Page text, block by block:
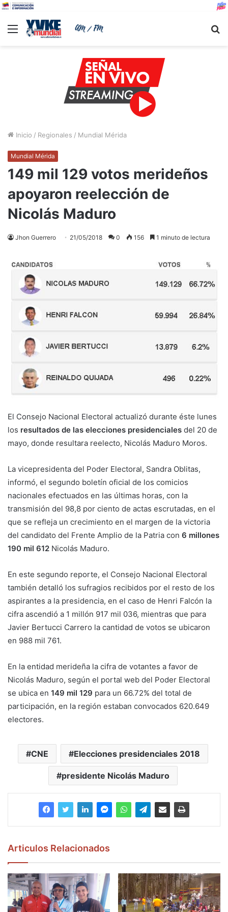
Menu
Inicio / Regionales / Mundial Mérida
Mundial Mérida
149 mil 129 votos merideños
apoyaron reelección de
Nicolás Maduro
Jhon Guerrero 21/05/2018 0 156 1 minuto de lectura
El Consejo Nacional Electoral actualizó durante éste lunes
los resultados de las elecciones presidenciales del 20 de
mayo, donde resultara reelecto, Nicolás Maduro Moros.
La vicepresidenta del Poder Electoral, Sandra Oblitas,
informó, el segundo boletín oficial de los comicios
nacionales efectuados en las últimas horas, con la
transmisión del 98,8 por ciento de actas escrutadas, en el
que se refleja un crecimiento en el margen de la victoria
del candidato del Frente Amplio de la Patria con 6 millones
190 mil 612 Nicolás Maduro.
En este segundo reporte, el Consejo Nacional Electoral
también detalló los sufragios recibidos por el resto de los
aspirantes a la presidencia, en el caso de Henri Falcón la
cifra ascendió a 1 millón 917 mil 036, mientras que para
Javier Bertucci Carrero la cantidad de votos se ubicaron
en 988 mil 761.
En la entidad merideña la cifra de votantes a favor de
Nicolás Maduro, según el portal web del Poder Electoral
se ubica en 149 mil 129 para un 66.72% del total de
participación, en la región estaban convocados 620.649
electores.
CNE Elecciones presidenciales 2018
presidente Nicolás Maduro
Articulos Relacionados